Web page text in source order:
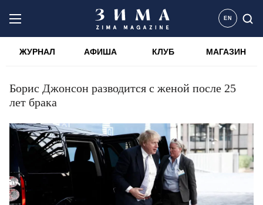
EN
ЖУРНАЛ АФИША КЛУБ МАГАЗИН
Борис Джонсон разводится с женой после 25
лет брака